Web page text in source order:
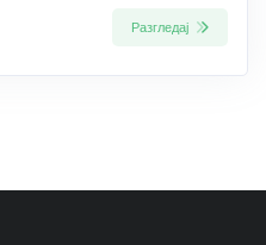
Разгледај